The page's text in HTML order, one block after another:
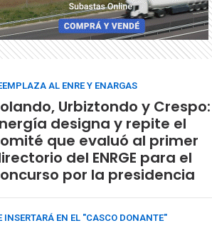
AL ENRE Y ENARGAS
Urbiztondo y Crespo:
designa y repite el
que evaluó al primer
del ENRGE para el
por la presidencia
INSERTARÁ EN EL "CASCO DONANTE"